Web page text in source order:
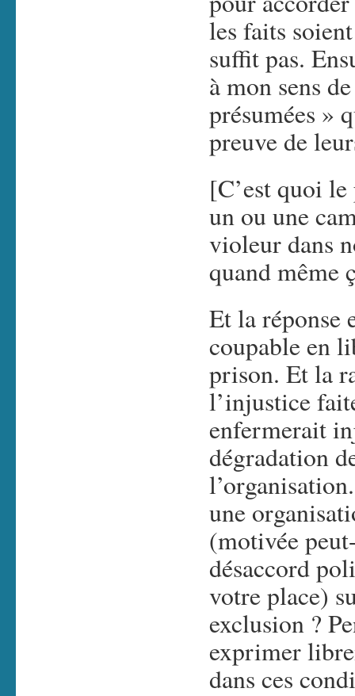
les faits
suffit pas.
à mon sens
présumées »
preuve de
[C’est quoi
un ou une
violeur dans
quand même
Et la réponse
coupable en
prison. Et la
l’injustice
enfermerait
dégradation
une
(motivée
désaccord
votre place)
exclusion ?
exprimer
dans ces